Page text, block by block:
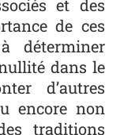
et des
de ces
déterminer
dans le
d’autres
encore non
traditions